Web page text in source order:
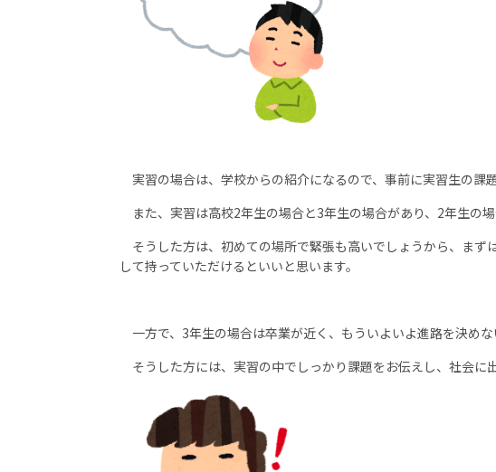
実習の場合は、学校からの紹介になるので、事前に実習生の課
また、実習は高校2年生の場合と3年生の場合があり、2年生の
そうした方は、初めての場所で緊張も高いでしょうから、まず
して持っていただけるといいと思います。
一方で、3年生の場合は卒業が近く、もういよいよ進路を決めな
そうした方には、実習の中でしっかり課題をお伝えし、社会に